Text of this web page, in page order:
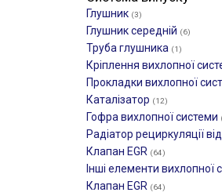
Глушник (3)
Глушник середній (6)
Труба глушника (1)
Кріплення вихлопної
Прокладки вихлопної
Каталізатор (12)
Гофра вихлопної системи
Радіатор рециркуляції
Клапан EGR (64)
Інші елементи вихлопної
Клапан EGR (64)